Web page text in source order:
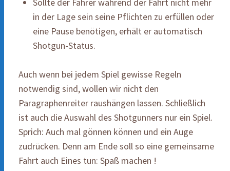
in der Lage sein seine Pflichten zu erfüllen oder
eine Pause benötigen, erhält er automatisch
Shotgun-Status.
Auch wenn bei jedem Spiel gewisse Regeln
notwendig sind, wollen wir nicht den
Paragraphenreiter raushängen lassen. Schließlich
ist auch die Auswahl des Shotgunners nur ein Spiel.
Sprich: Auch mal gönnen können und ein Auge
zudrücken. Denn am Ende soll so eine gemeinsame
Fahrt auch Eines tun: Spaß machen !